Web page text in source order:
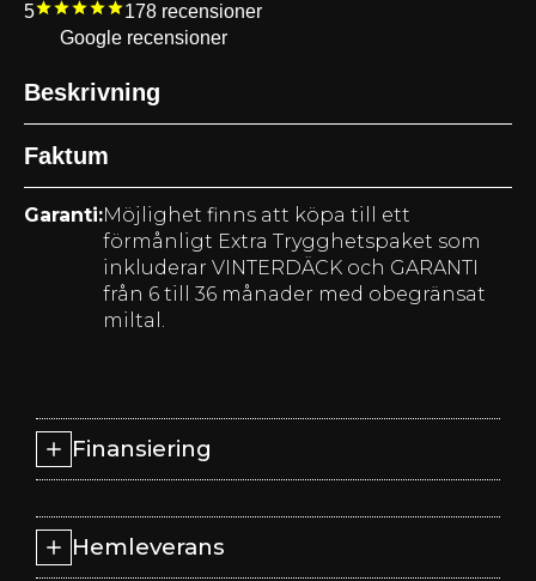
5 178 recensioner
Google recensioner
Beskrivning
Faktum
Garanti:Möjlighet finns att köpa till ett
förmånligt Extra Trygghetspaket som
inkluderar VINTERDÄCK och GARANTI
från 6 till 36 månader med obegränsat
miltal.
Finansiering
Hemleverans